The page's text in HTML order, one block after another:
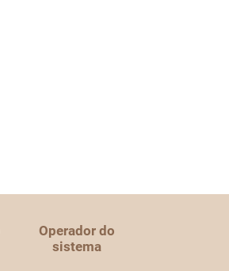
Operador do
sistema